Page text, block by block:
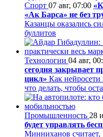
Спорт 07 авг, 07:00
«Ак Барса» не без
Казанцы оказались
буллитов
Технологии 04 авг,
сегодня закрывает
цикл» Как нейросети
что делать, чтобы
Промышленность 28
будет управлять
Минниханов